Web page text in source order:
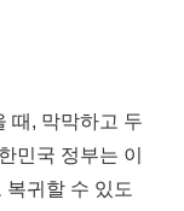
때, 막막하고 두
민국 정부는 이
귀할 수 있도